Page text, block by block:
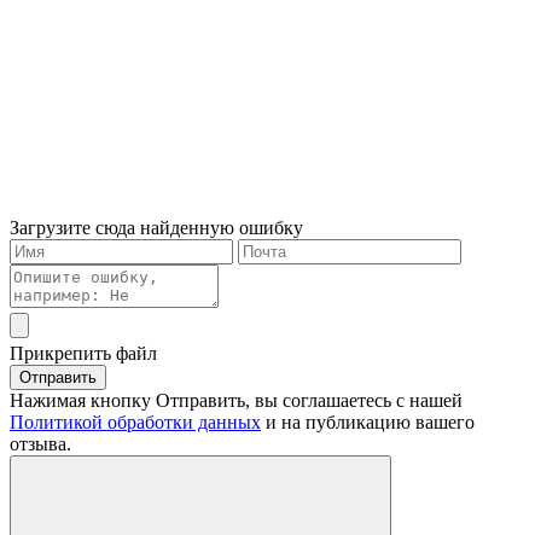
Загрузите сюда найденную ошибку
Прикрепить файл
Отправить
Нажимая кнопку Отправить, вы соглашаетесь с нашей
Политикой обработки данных и на публикацию вашего
отзыва.